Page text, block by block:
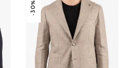
-30%